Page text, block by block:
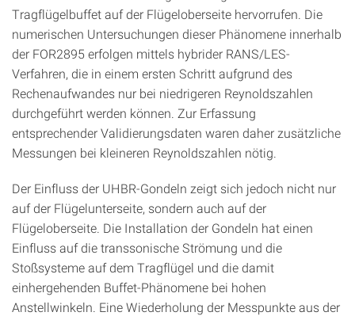
Tragflügelbuffet auf der Flügeloberseite hervorrufen. Die
numerischen Untersuchungen dieser Phänomene innerhalb
der FOR2895 erfolgen mittels hybrider RANS/LES-
Verfahren, die in einem ersten Schritt aufgrund des
Rechenaufwandes nur bei niedrigeren Reynoldszahlen
durchgeführt werden können. Zur Erfassung
entsprechender Validierungsdaten waren daher zusätzliche
Messungen bei kleineren Reynoldszahlen nötig.
Der Einfluss der UHBR-Gondeln zeigt sich jedoch nicht nur
auf der Flügelunterseite, sondern auch auf der
Flügeloberseite. Die Installation der Gondeln hat einen
Einfluss auf die transsonische Strömung und die
Stoßsysteme auf dem Tragflügel und die damit
einhergehenden Buffet-Phänomene bei hohen
Anstellwinkeln. Eine Wiederholung der Messpunkte aus der